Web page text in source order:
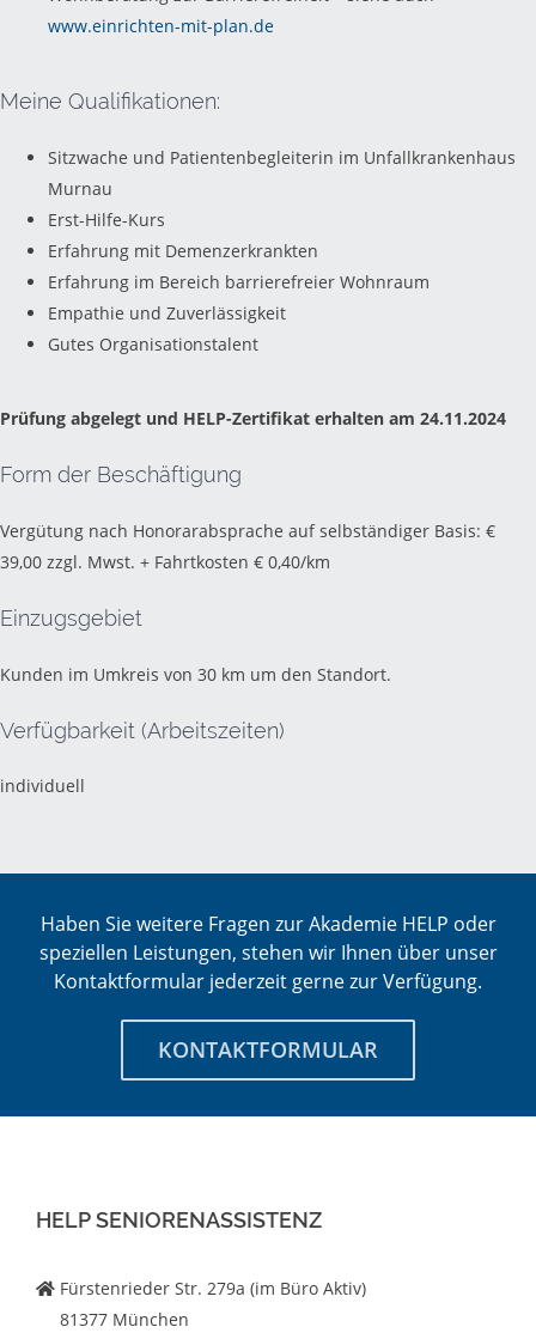
www.einrichten-mit-plan.de
Meine Qualifikationen:
Sitzwache und Patientenbegleiterin im Unfallkrankenhaus
Murnau
Erst-Hilfe-Kurs
Erfahrung mit Demenzerkrankten
Erfahrung im Bereich barrierefreier Wohnraum
Empathie und Zuverlässigkeit
Gutes Organisationstalent
Prüfung abgelegt und HELP-Zertifikat erhalten am 24.11.2024
Form der Beschäftigung
Vergütung nach Honorarabsprache auf selbständiger Basis: €
39,00 zzgl. Mwst. + Fahrtkosten € 0,40/km
Einzugsgebiet
Kunden im Umkreis von 30 km um den Standort.
Verfügbarkeit (Arbeitszeiten)
individuell
Haben Sie weitere Fragen zur Akademie HELP oder
speziellen Leistungen, stehen wir Ihnen über unser
Kontaktformular jederzeit gerne zur Verfügung.
KONTAKTFORMULAR
HELP SENIORENASSISTENZ
Fürstenrieder Str. 279a (im Büro Aktiv)
81377 München